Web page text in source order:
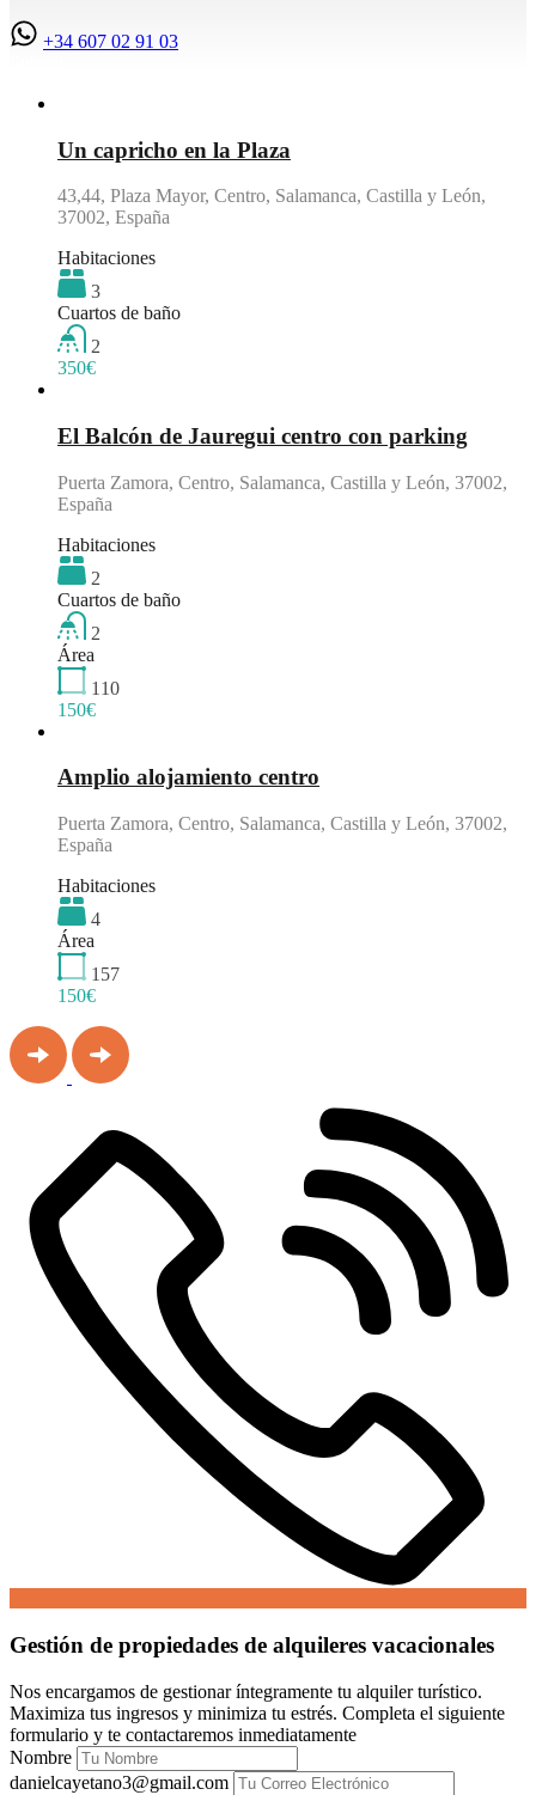
+34 607 02 91 03
Un capricho en la Plaza
43,44, Plaza Mayor, Centro, Salamanca, Castilla y León,
37002, España
Habitaciones
3
Cuartos de baño
2
350€
El Balcón de Jauregui centro con parking
Puerta Zamora, Centro, Salamanca, Castilla y León, 37002,
España
Habitaciones
2
Cuartos de baño
2
Área
110
150€
Amplio alojamiento centro
Puerta Zamora, Centro, Salamanca, Castilla y León, 37002,
España
Habitaciones
4
Área
157
150€
Gestión de propiedades de alquileres vacacionales
Nos encargamos de gestionar íntegramente tu alquiler turístico.
Maximiza tus ingresos y minimiza tu estrés. Completa el siguiente
formulario y te contactaremos inmediatamente
Nombre
danielcayetano3@gmail.com